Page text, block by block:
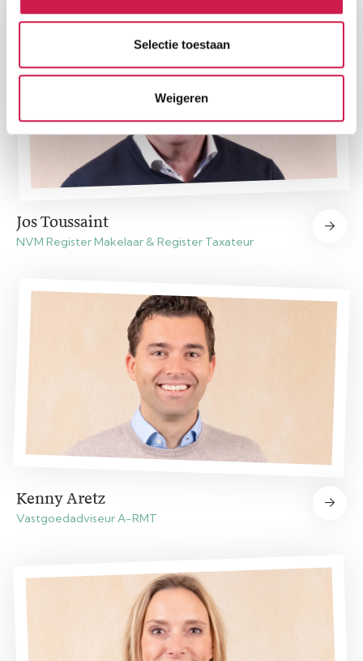
Selectie toestaan
Weigeren
Jos Toussaint
NVM Register Makelaar & Register Taxateur
Kenny Aretz
Vastgoedadviseur A-RMT